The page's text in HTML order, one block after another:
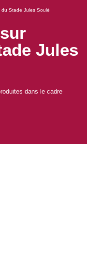
du Stade Jules Soulé
Jules
dans le cadre